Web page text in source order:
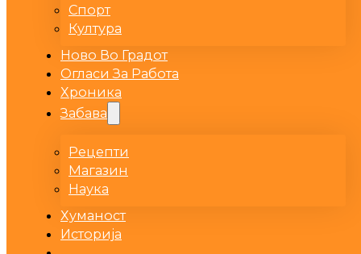
Спорт
Култура
Ново Во Градот
Огласи За Работа
Хроника
Забава
Рецепти
Магазин
Наука
Хуманост
Историја